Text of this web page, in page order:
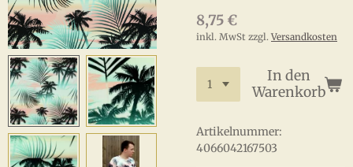
8,75 €
inkl. MwSt zzgl. Versandkosten
In den
Warenkorb
Artikelnummer:
4066042167503